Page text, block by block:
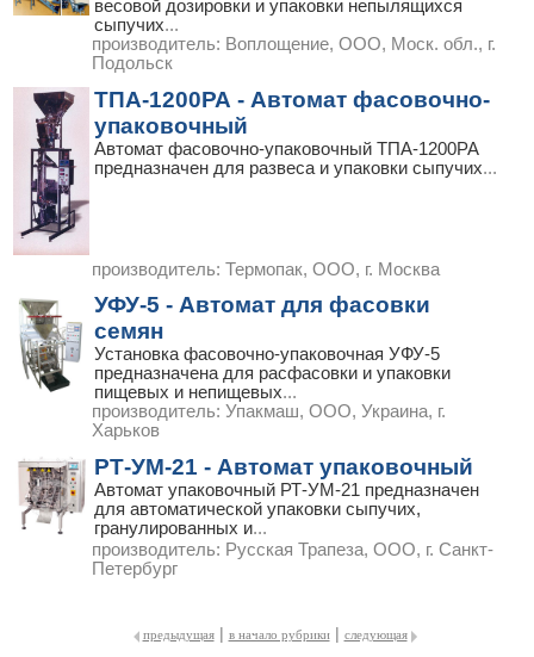
весовой дозировки и упаковки непылящихся
сыпучих...
производитель: Воплощение, ООО, Моск. обл., г.
Подольск
ТПА-1200РА - Автомат фасовочно-
упаковочный
Автомат фасовочно-упаковочный ТПА-1200РА
предназначен для развеса и упаковки сыпучих...
производитель: Термопак, ООО, г. Москва
УФУ-5 - Автомат для фасовки
семян
Установка фасовочно-упаковочная УФУ-5
предназначена для расфасовки и упаковки
пищевых и непищевых...
производитель: Упакмаш, ООО, Украина, г.
Харьков
РТ-УМ-21 - Автомат упаковочный
Автомат упаковочный РТ-УМ-21 предназначен
для автоматической упаковки сыпучих,
гранулированных и...
производитель: Русская Трапеза, ООО, г. Санкт-
Петербург
предыдущая | в начало рубрики | следующая